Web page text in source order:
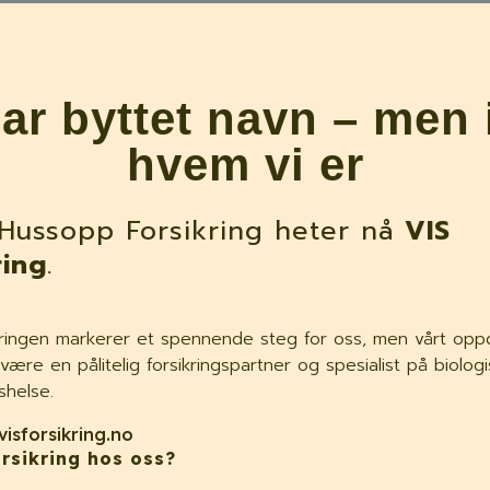
FREDET: De er fredet i Norge, og det er ikke
tillatt å fange eller avlive dyrene uten tillatelse.
og som bruker ekkolokalisasjon med
Ynglekoloniene samles på våren og forsommeren
på loft og i trevegger, og ellers hvor det finnes
to unger. I den påfølgende periode vil mor forlate
for å die ungene. I denne perioden er kolonien
byttet navn – men
hvem vi er
Forsikring heter nå VIS
.
markerer et spennende steg for oss, men vårt
en pålitelig forsikringspartner og spesialist på
hos oss?